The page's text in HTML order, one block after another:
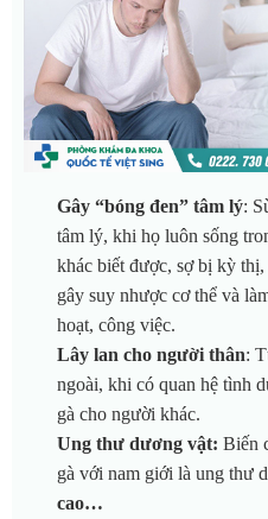
Gây “bóng đen” tâm lý:
tâm lý, khi họ luôn sống
khác biết được, sợ bị kỳ thị,
gây suy nhược cơ thể và
hoạt, công việc.
Lây lan cho người thân:
ngoài, khi có quan hệ tình
gà cho người khác.
Ung thư dương vật: Biến
gà với nam giới là ung thư
cao…